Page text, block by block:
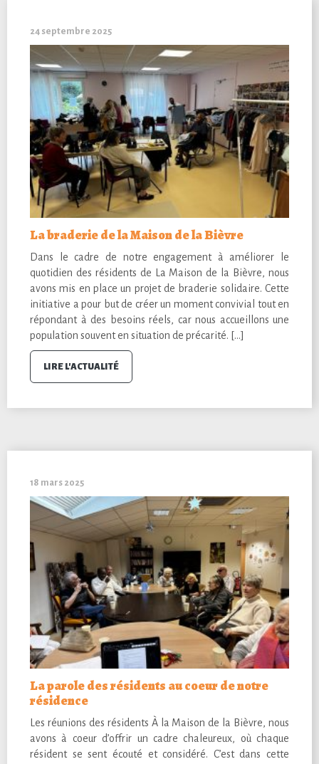
24 septembre 2025
La braderie de la Maison de la Bièvre
Dans le cadre de notre engagement à améliorer le
quotidien des résidents de La Maison de la Bièvre, nous
avons mis en place un projet de braderie solidaire. Cette
initiative a pour but de créer un moment convivial tout en
répondant à des besoins réels, car nous accueillons une
population souvent en situation de précarité. […]
LIRE L'ACTUALITÉ
18 mars 2025
La parole des résidents au coeur de notre
résidence
Les réunions des résidents À la Maison de la Bièvre, nous
avons à coeur d’offrir un cadre chaleureux, où chaque
résident se sent écouté et considéré. C’est dans cette